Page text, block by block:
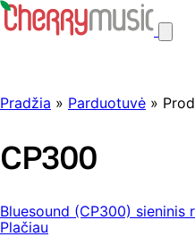
Pradžia » Parduotuvė »
CP300
Bluesound (CP300) sieninis
Plačiau